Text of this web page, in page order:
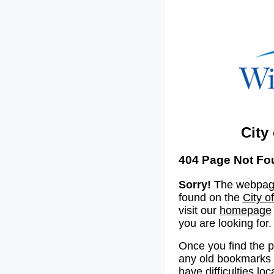
City
404 Page Not
Sorry! The
found on the City
visit our homepage
you are looking for.
Once you find the
any old
have difficulties